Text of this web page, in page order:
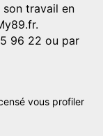
travail en
96 22 ou par
vous profiler